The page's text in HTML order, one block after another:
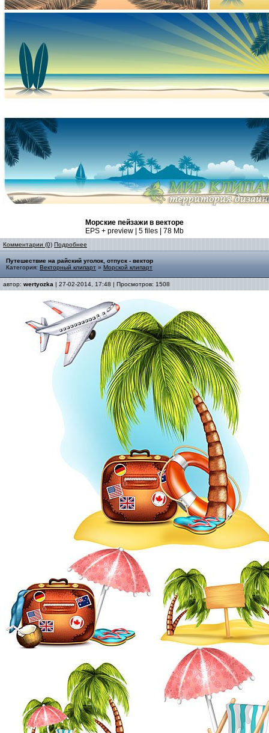
Морские пейзажи в векторе
EPS + preview | 5 files | 78 Mb
Комментарии (0) Подробнее
Путешествие на райский уголок, отпуск - вектор
Категория: Векторный клипарт » Морской клипарт
автор: wertyozka | 27-02-2014, 17:48 | Просмотров: 1508